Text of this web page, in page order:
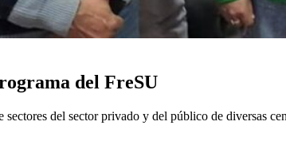
del FreSU
del sector privado y del público de diversas